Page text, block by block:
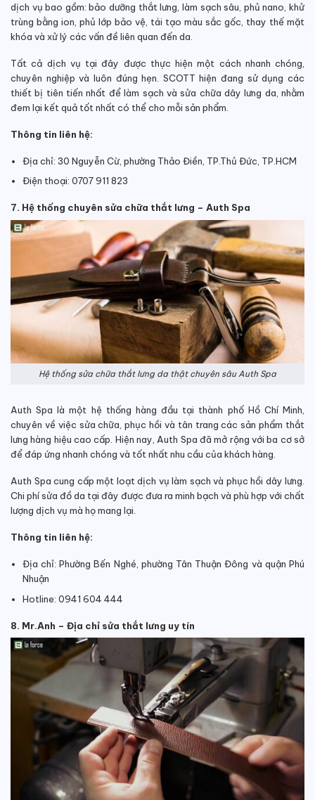
dịch vụ bao gồm: bảo dưỡng thắt lưng, làm sạch sâu, phủ nano, khử
trùng bằng ion, phủ lớp bảo vệ, tái tạo màu sắc gốc, thay thế mặt
khóa và xử lý các vấn đề liên quan đến da.
Tất cả dịch vụ tại đây được thực hiện một cách nhanh chóng,
chuyên nghiệp và luôn đúng hẹn. SCOTT hiện đang sử dụng các
thiết bị tiên tiến nhất để làm sạch và sửa chữa dây lưng da, nhằm
đem lại kết quả tốt nhất có thể cho mỗi sản phẩm.
Thông tin liên hệ:
Địa chỉ: 30 Nguyễn Cừ, phường Thảo Điền, TP.Thủ Đức, TP.HCM
Điện thoại: 0707 911 823
7. Hệ thống chuyên sửa chữa thắt lưng – Auth Spa
Hệ thống sửa chữa thắt lưng da thật chuyên sâu Auth Spa
Auth Spa là một hệ thống hàng đầu tại thành phố Hồ Chí Minh,
chuyên về việc sửa chữa, phục hồi và tân trang các sản phẩm thắt
lưng hàng hiệu cao cấp. Hiện nay, Auth Spa đã mở rộng với ba cơ sở
để đáp ứng nhanh chóng và tốt nhất nhu cầu của khách hàng.
Auth Spa cung cấp một loạt dịch vụ làm sạch và phục hồi dây lưng.
Chi phí sửa đồ da tại đây được đưa ra minh bạch và phù hợp với chất
lượng dịch vụ mà họ mang lại.
Thông tin liên hệ:
Địa chỉ: Phường Bến Nghé, phường Tân Thuận Đông và quận Phú
Nhuận
Hotline: 0941 604 444
8. Mr.Anh – Địa chỉ sửa thắt lưng uy tín